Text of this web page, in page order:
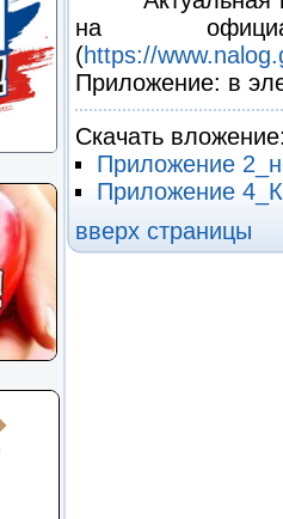
на
(https://
Приложение: в
Скачать
Приложение
Приложение
вверх страницы